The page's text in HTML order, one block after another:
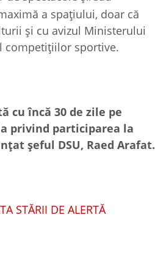
a spațiului, doar că
și cu avizul Ministerului
competițiilor sportive.
cu încă 30 de zile pe
privind participarea la
şeful DSU, Raed Arafat.
STĂRII DE ALERTĂ